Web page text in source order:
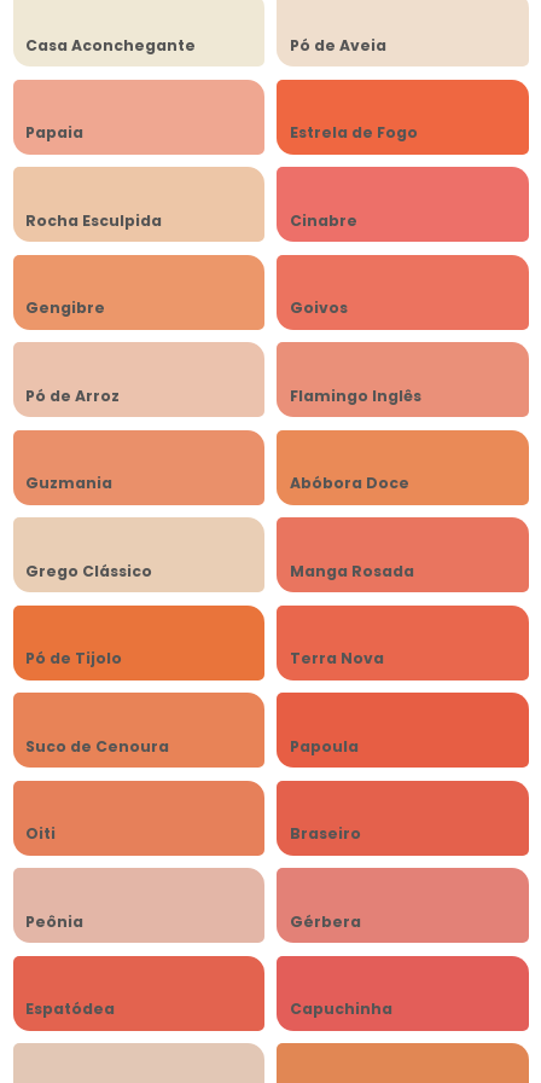
Casa Aconchegante Pó de Aveia
Papaia Estrela de Fogo
Rocha Esculpida Cinabre
Gengibre Goivos
Pó de Arroz Flamingo Inglês
Guzmania Abóbora Doce
Grego Clássico Manga Rosada
Pó de Tijolo Terra Nova
Suco de Cenoura Papoula
Oiti Braseiro
Peônia Gérbera
Espatódea Capuchinha